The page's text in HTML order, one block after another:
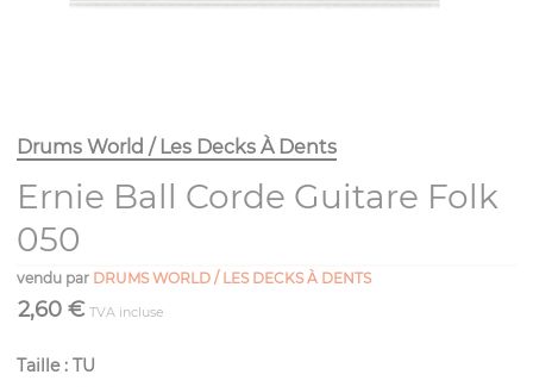
Drums World / Les Decks À Dents
Ernie Ball Corde Guitare Folk
050
vendu par DRUMS WORLD / LES DECKS À DENTS
2,60 € TVA incluse
Taille : TU